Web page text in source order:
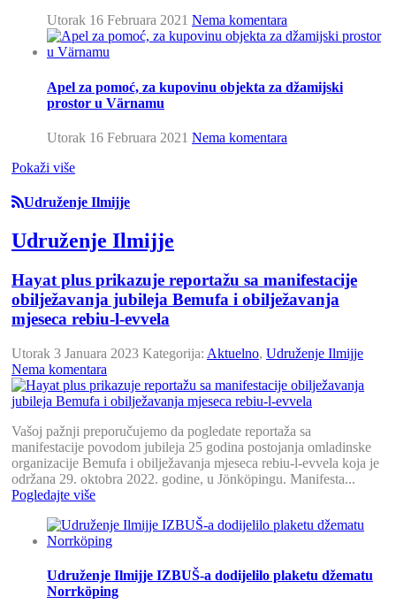
Utorak 16 Februara 2021 Nema komentara
Apel za pomoć, za kupovinu objekta za džamijski
prostor u Värnamu
Utorak 16 Februara 2021 Nema komentara
Pokaži više
Udruženje Ilmijje
Udruženje Ilmijje
Hayat plus prikazuje reportažu sa manifestacije
obilježavanja jubileja Bemufa i obilježavanja
mjeseca rebiu-l-evvela
Utorak 3 Januara 2023 Kategorija: Aktuelno, Udruženje Ilmijje
Nema komentara
Vašoj pažnji preporučujemo da pogledate reportaža sa
manifestacije povodom jubileja 25 godina postojanja omladinske
organizacije Bemufa i obilježavanja mjeseca rebiu-l-evvela koja je
održana 29. oktobra 2022. godine, u Jönköpingu. Manifesta...
Pogledajte više
Udruženje Ilmijje IZBUŠ-a dodijelilo plaketu džematu
Norrköping